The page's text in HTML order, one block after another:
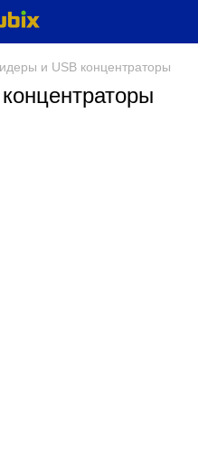
и USB концентраторы